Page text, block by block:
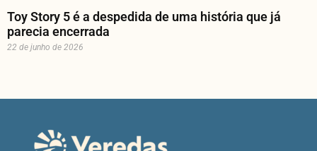
Toy Story 5 é a despedida de uma história que já
parecia encerrada
22 de junho de 2026